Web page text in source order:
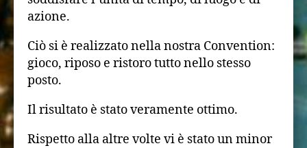
azione.
Ciò si è realizzato nella nostra Convention:
gioco, riposo e ristoro tutto nello stesso
posto.
Il risultato è stato veramente ottimo.
Rispetto alla altre volte vi è stato un minor